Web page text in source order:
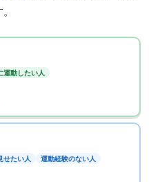
運動したい人
せたい人 運動経験のない人